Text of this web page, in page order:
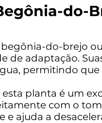
do-
do-brejo
de adaptação.
permitindo que
planta é um
com o
ajuda a